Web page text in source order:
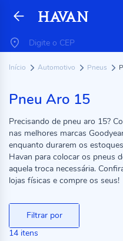
Início Automotivo Pneus
Pneu Aro 15
Precisando de pneu aro 15?
nas melhores marcas
enquanto durarem os
Havan para colocar os pneus
aquela troca necessária.
lojas físicas e compre os seus!
14 itens
Filtrar por